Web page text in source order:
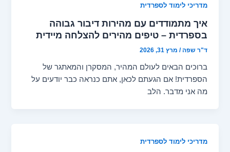
מדריכי לימוד לספרדית
איך מתמודדים עם מהירות דיבור גבוהה
בספרדית – טיפים מהירים להצלחה מיידית
ד"ר שפה/ מרץ 31, 2026
ברוכים הבאים לעולם המהיר, המסקרן והמאתגר של
הספרדית! אם הגעתם לכאן, אתם כנראה כבר יודעים על
מה אני מדבר. הלב
מדריכי לימוד לספרדית